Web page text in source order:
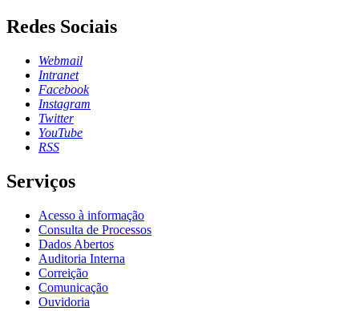
Redes Sociais
Webmail
Intranet
Facebook
Instagram
Twitter
YouTube
RSS
Serviços
Acesso à informação
Consulta de Processos
Dados Abertos
Auditoria Interna
Correição
Comunicação
Ouvidoria